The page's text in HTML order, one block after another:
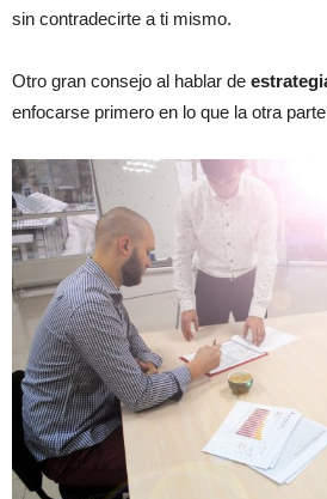
sin contradecirte a ti mismo.
Otro gran consejo al hablar de
enfocarse primero en lo que la otra